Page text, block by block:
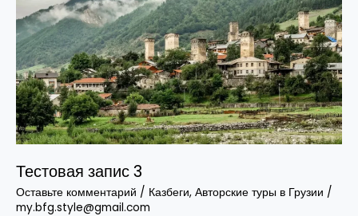
Тестовая запис 3
Оставьте комментарий / Казбеги, Авторские туры в Грузии /
my.bfg.style@gmail.com